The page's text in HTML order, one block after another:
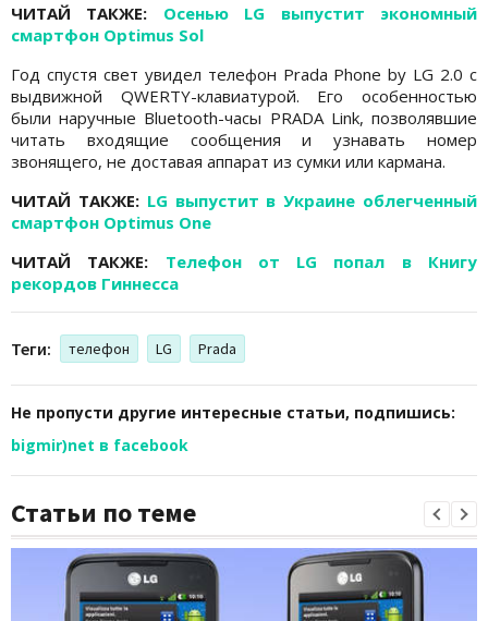
ЧИТАЙ ТАКЖЕ: Осенью LG выпустит экономный
смартфон Optimus Sol
Год спустя свет увидел телефон Prada Phone by LG 2.0 с
выдвижной QWERTY-клавиатурой. Его особенностью
были наручные Bluetooth-часы PRADA Link, позволявшие
читать входящие сообщения и узнавать номер
звонящего, не доставая аппарат из сумки или кармана.
ЧИТАЙ ТАКЖЕ: LG выпустит в Украине облегченный
смартфон Optimus One
ЧИТАЙ ТАКЖЕ: Телефон от LG попал в Книгу
рекордов Гиннесса
Теги: телефон LG Prada
Не пропусти другие интересные статьи, подпишись:
bigmir)net в facebook
Статьи по теме